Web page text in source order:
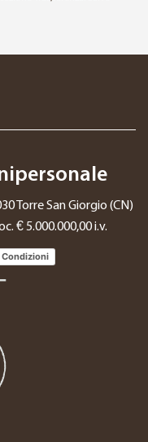
Torre San Giorgio (CN)
€ 5.000.000,00 i.v.